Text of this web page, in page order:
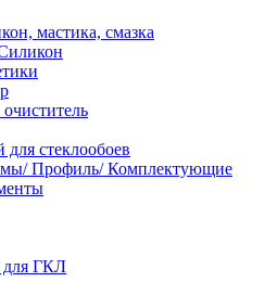
мастика, смазка
для стеклообоев
Профиль/ Комплектующие
ГКЛ